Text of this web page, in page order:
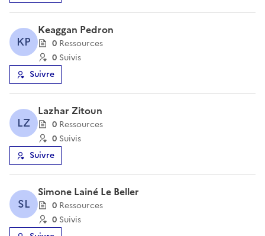
KP
Keaggan Pedron
0 Ressources
0 Suivis
Suivre
LZ
Lazhar Zitoun
0 Ressources
0 Suivis
Suivre
SL
Simone Lainé Le Beller
0 Ressources
0 Suivis